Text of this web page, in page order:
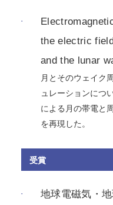
the electric
and the lunar
月とそのウェイク
ュレーションにつ
による月の帯電と
を再現した。
受賞
地球電磁気・